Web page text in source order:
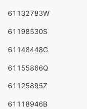
61132783W
61198530S
61148448G
61155866Q
61125895Z
61118946B